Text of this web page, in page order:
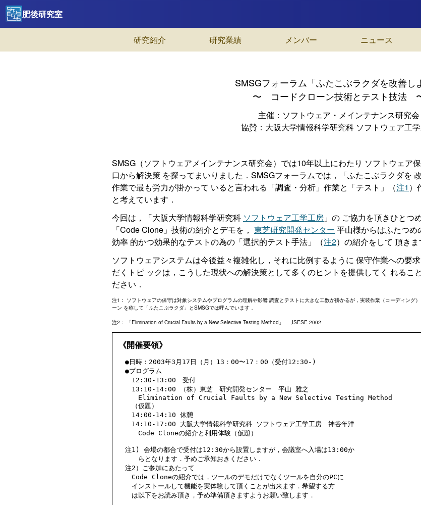
肥後研究室
研究紹介 研究業績 メンバー ニュース
SMSGフォーラム「ふたこぶラクダを改善し
〜 コードクローン技術とテスト技法
主催：ソフトウェア・メインテナンス研究会
協賛：大阪大学情報科学研究科 ソフトウェア工
SMSG（ソフトウェアメインテナンス研究会）では10年以上にわたり ソフトウェア
口から解決策 を探ってまいりました．SMSGフォーラムでは，「ふたこぶラクダを
作業で最も労力が掛かって いると言われる「調査・分析」作業と「テスト」（注1 ）
と考えています．
今回は，「大阪大学情報科学研究科 ソフトウェア工学工房 」の ご協力を頂きひとつ
「Code Clone」技術の紹介とデモを， 東芝研究開発センター 平山様からはふたつめ
効率 的かつ効果的なテストの為の「選択的テスト手法」（注2）の紹介をして 頂きま
ソフトウェアシステムは今後益々複雑化し，それに比例するように 保守作業への要
だくトピ ックは，こうした現状への解決策として多くのヒントを提供してく れるこ
ださい．
注1 ： ソフトウェアの保守は対象システムやプログラムの理解や影響 調査とテストに大きな工数が掛かるが，実装作業（コーディング
ーン を称して「ふたこぶラクダ」とSMSGでは呼んでいます．
注2 ： 「Elimination of Crucial Faults by a New Selective Testing Method」 ,ISESE 2002
《開催要領》
●日時：2003年3月17日（月）13：00〜17：00（受付12:30-)
●プログラム
12:30-13:00　受付
13:10-14:00 （株）東芝　研究開発センター　平山 雅之
Elimination of Crucial Faults by a New Selective Testing Method
（仮題）
14:00-14:10 休憩
14:10-17:00 大阪大学情報科学研究科 ソフトウェア工学工房　神谷年洋
Code Cloneの紹介と利用体験（仮題）
注1) 会場の都合で受付は12:30から設置しますが，会議室へ入場は13:00か
らとなります．予めご承知おきください．
注2）ご参加にあたって
Code Cloneの紹介では，ツールのデモだけでなくツールを自分のPCに
インストールして機能を実体験して頂くことが出来ます．希望する方
は以下をお読み頂き，予め準備頂きますようお願い致します．